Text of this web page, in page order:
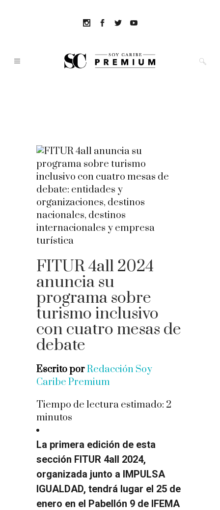
FITUR 4all 2024
anuncia su
programa sobre
turismo inclusivo
con cuatro mesas de
debate
Escrito porRedacción Soy
Caribe Premium
Tiempo de lectura estimado: 2
minutos
La primera edición de esta
sección FITUR 4all 2024,
organizada junto a IMPULSA
IGUALDAD, tendrá lugar el 25 de
enero en el Pabellón 9 de IFEMA